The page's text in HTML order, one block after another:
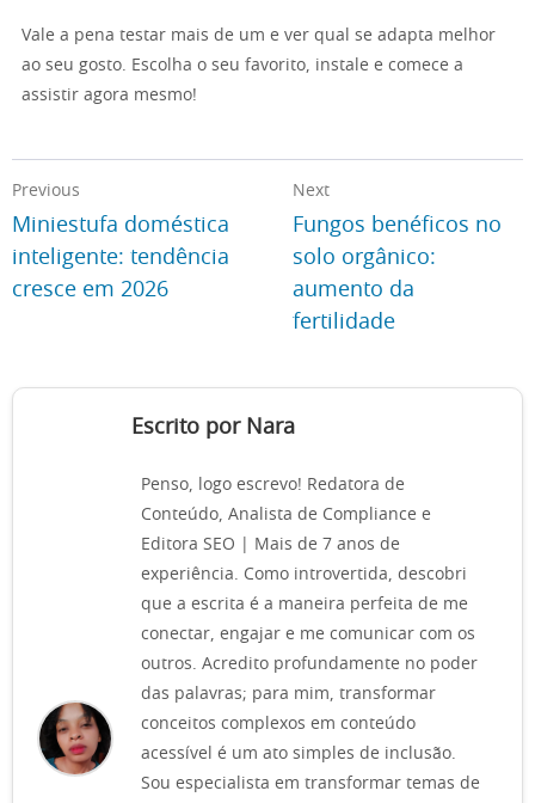
Vale a pena testar mais de um e ver qual se adapta melhor
ao seu gosto. Escolha o seu favorito, instale e comece a
assistir agora mesmo!
Previous
Miniestufa doméstica
inteligente: tendência
cresce em 2026
Next
Fungos benéficos no
solo orgânico:
aumento da
fertilidade
Escrito por Nara
Penso, logo escrevo! Redatora de
Conteúdo, Analista de Compliance e
Editora SEO | Mais de 7 anos de
experiência. Como introvertida, descobri
que a escrita é a maneira perfeita de me
conectar, engajar e me comunicar com os
outros. Acredito profundamente no poder
das palavras; para mim, transformar
conceitos complexos em conteúdo
acessível é um ato simples de inclusão.
Sou especialista em transformar temas de